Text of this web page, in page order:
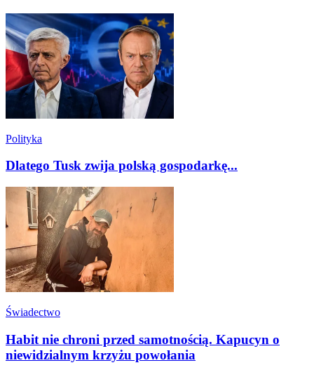
Polityka
Dlatego Tusk zwija polską gospodarkę...
Świadectwo
Habit nie chroni przed samotnością. Kapucyn o
niewidzialnym krzyżu powołania